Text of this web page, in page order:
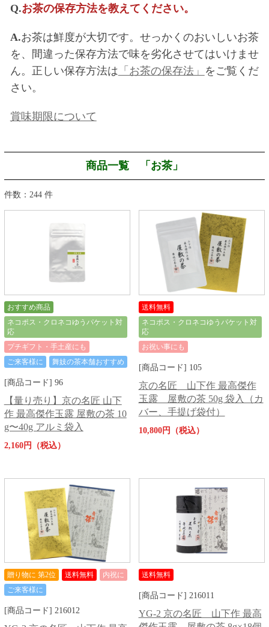
Q.お茶の保存方法を教えてください。
A.お茶は鮮度が大切です。せっかくのおいしいお茶
を、間違った保存方法で味を劣化させてはいけませ
ん。正しい保存方法は 「お茶の保存法」 をご覧くだ
さい。
賞味期限について
商品一覧 「お茶」
件数：244 件
おすすめ商品
ネコポス・クロネコゆうパケット対
応
プチギフト・手土産にも
ご来客様に
舞妓の茶本舗おすすめ
[商品コード] 96
【量り売り】京の名匠 山下
作 最高傑作玉露 屋敷の茶 10
g〜40g アルミ袋入
2,160円（税込）
送料無料
ネコポス・クロネコゆうパケット対
応
お祝い事にも
[商品コード] 105
京の名匠 山下作 最高傑作
玉露 屋敷の茶 50g 袋入（カ
バー、手提げ袋付）
10,800円（税込）
贈り物に 第2位 送料無料
内祝に
ご来客様に
[商品コード] 216012
送料無料
[商品コード] 216011
YG-2 京の名匠 山下作 最高